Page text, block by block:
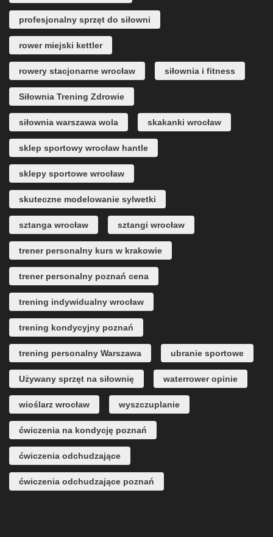
profesjonalny sprzęt do siłowni
rower miejski kettler
rowery stacjonarne wrocław siłownia i fitness
Siłownia Trening Zdrowie
siłownia warszawa wola skakanki wrocław
sklep sportowy wrocław hantle
sklepy sportowe wrocław
skuteczne modelowanie sylwetki
sztanga wrocław sztangi wrocław
trener personalny kurs w krakowie
trener personalny poznań cena
trening indywidualny wrocław
trening kondycyjny poznań
trening personalny Warszawa ubranie sportowe
Używany sprzęt na siłownię waterrower opinie
wioślarz wrocław wyszczuplanie
ćwiczenia na kondycję poznań
ćwiczenia odchudzające
ćwiczenia odchudzające poznań